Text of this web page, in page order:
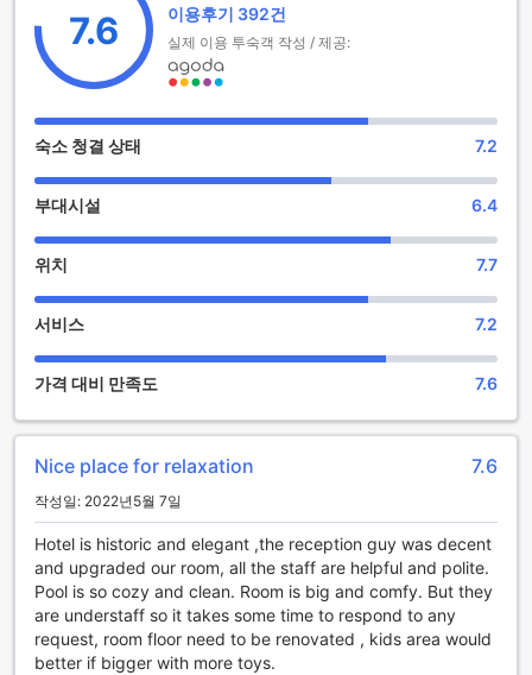
헬난 오베르주 파이윰의 다양한 오락 시설
헬난 오베르주 파이윰은 세누레스에서 특별한 휴식을 제공하는
멋진 리조트입니다. 이곳의 바는 편안한 분위기 속에서 다양한
에 친구들과 함께 음료를 나누며 하루의 피로를 잊고, 아름다운
경치를 감상할 수 있습니다. 바의 아늑한 인테리어는 여러분에
게 편안한 휴식과 즐거움을 선사합니다.
또한, 헬난 오베르주 파이윰은 마사지 서비스와 사우나, 스팀룸
공합니다. 전문 마사지사들이 제공하는 다양한 마사지 프로그
램은 스트레스를 해소하고, 긴장을 풀어주는 데 도움을 줍니다.
사우나와 스팀룸은 깊은 휴식을 취할 수 있는 공간으로, 몸속의
독소를 배출하고 혈액순환을 촉진하여 건강한 라이프스타일을
특별하게 만들어 줄 것입니다.
헬난 오베르주 파이윰의 스포츠 시설
헬난 오베르주 파이윰은 스포츠 애호가들을 위한 완벽한 장소
입니다. 실내 수영장은 연중 내내 쾌적한 수영을 즐길 수 있는
다. 또한, 최신 장비가 갖춰진 피트니스 센터에서는 전문적인 운
동 프로그램을 통해 체력을 강화하고 건강을 유지할 수 있습니
다.
테니스 코트는 운동을 즐기는 손님들에게 활력을 불어넣어 주
며, 친구들과의 치열한 경기를 통해 즐거운 시간을 보낼 수 있습
니다. 야외 수영장은 따뜻한 햇살 아래에서 수영과 일광욕을 동
7.6 이용후기 392건
실제 이용 투숙객 작성 / 제공:
숙소 청결 상태 7.2
부대시설 6.4
위치 7.7
서비스 7.2
가격 대비 만족도 7.6
Nice place for relaxation 7.6
작성일: 2022년5월 7일
Hotel is historic and elegant ,the reception guy was decent
and upgraded our room, all the staff are helpful and polite.
Pool is so cozy and clean. Room is big and comfy. But they
are understaff so it takes some time to respond to any
request, room floor need to be renovated , kids area would
better if bigger with more toys.